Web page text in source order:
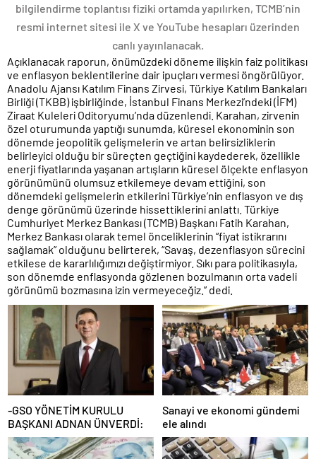
bilgilendirme toplantısı fiziki ortamda yapılırken, TCMB’nin
resmi internet sitesi ile X ve YouTube hesapları üzerinden
canlı yayınlanacak.
Açıklanacak raporun, önümüzdeki döneme ilişkin faiz politikası
ve enflasyon beklentilerine dair ipuçları vermesi öngörülüyor.
Anadolu Ajansı Katılım Finans Zirvesi, Türkiye Katılım Bankaları
Birliği (TKBB) işbirliğinde, İstanbul Finans Merkezi’ndeki (İFM)
Ziraat Kuleleri Oditoryumu’nda düzenlendi. Karahan, zirvenin
özel oturumunda yaptığı sunumda, küresel ekonominin son
dönemde jeopolitik gelişmelerin ve artan belirsizliklerin
belirleyici olduğu bir süreçten geçtiğini kaydederek, özellikle
enerji fiyatlarında yaşanan artışların küresel ölçekte enflasyon
görünümünü olumsuz etkilemeye devam ettiğini, son
dönemdeki gelişmelerin etkilerini Türkiye’nin enflasyon ve dış
denge görünümü üzerinde hissettiklerini anlattı. Türkiye
Cumhuriyet Merkez Bankası (TCMB) Başkanı Fatih Karahan,
Merkez Bankası olarak temel önceliklerinin “fiyat istikrarını
sağlamak” olduğunu belirterek, “Savaş, dezenflasyon sürecini
etkilese de kararlılığımızı değiştirmiyor. Sıkı para politikasıyla,
son dönemde enflasyonda gözlenen bozulmanın orta vadeli
görünümü bozmasına izin vermeyeceğiz.” dedi.
-GSO YÖNETİM KURULU
BAŞKANI ADNAN ÜNVERDİ:
Sanayi ve ekonomi gündemi
ele alındı